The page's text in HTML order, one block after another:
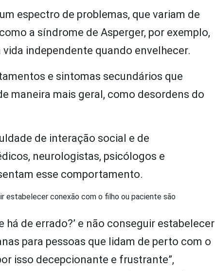
espectro de problemas, que variam de
a síndrome de Asperger, por exemplo,
independente quando envelhecer.
e sintomas secundários que
maneira mais geral, como desordens do
de interação social e de
neurologistas, psicólogos e
esse comportamento.
estabelecer conexão com o filho ou paciente são
há de errado?’ e não conseguir estabelecer
para pessoas que lidam de perto com o
isso decepcionante e frustrante”,